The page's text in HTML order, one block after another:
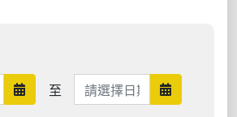
日期範圍開始
至 日期範圍結束 日期範圍